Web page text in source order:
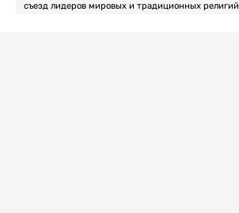
съезд лидеров мировых и традиционных религий